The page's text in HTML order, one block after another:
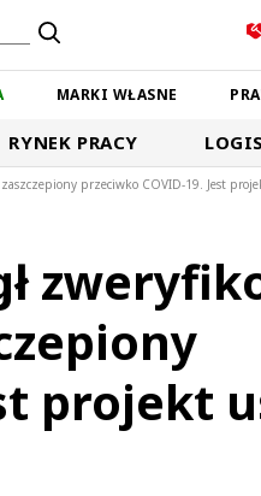
MARKI WŁASNE
RYNEK PRACY
przeciwko COVID-19. Jest
projekt